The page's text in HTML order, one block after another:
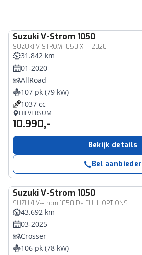
SuzukiV-Strom 1050
SUZUKI V-STROM 1050 XT - 2020
31.842 km
01-2020
AllRoad
107 pk (79 kW)
1037 cc
HILVERSUM
10.990,-
Bekijk details
Bel aanbieder
SuzukiV-Strom 1050
SUZUKI V-strom 1050 De FULL OPTIONS
43.692 km
03-2025
Crosser
106 pk (78 kW)